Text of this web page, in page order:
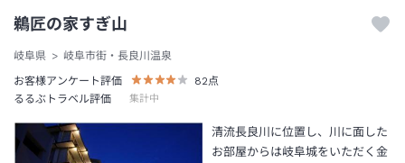
鵜匠の家すぎ山
岐阜県
岐阜市街・長良川温泉
お客様アンケート評価
82 点
るるぶトラベル評価
集計中
清流長良川に位置し、川に面した
お部屋からは岐阜城をいただく金